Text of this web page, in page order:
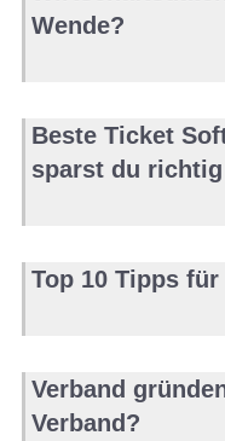
Wende?
Beste Ticket
sparst du richtig
Top 10 Tipps
Verband
Verband?